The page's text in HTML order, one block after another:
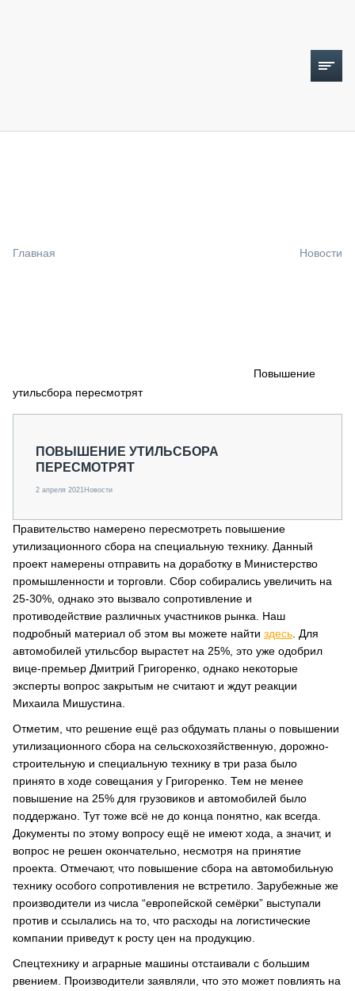
СПЕЦПРОЕКТЫ
О ПРОЕКТЕ
Главная Новости
Повышение
утильсбора пересмотрят
ПОВЫШЕНИЕ УТИЛЬСБОРА
ПЕРЕСМОТРЯТ
2 апреля 2021Новости
Правительство намерено пересмотреть повышение
утилизационного сбора на специальную технику. Данный
проект намерены отправить на доработку в Министерство
промышленности и торговли. Сбор собирались увеличить на
25-30%, однако это вызвало сопротивление и
противодействие различных участников рынка. Наш
подробный материал об этом вы можете найти здесь . Для
автомобилей утильсбор вырастет на 25%, это уже одобрил
вице-премьер Дмитрий Григоренко, однако некоторые
эксперты вопрос закрытым не считают и ждут реакции
Михаила Мишустина.
Отметим, что решение ещё раз обдумать планы о повышении
утилизационного сбора на сельскохозяйственную, дорожно-
строительную и специальную технику в три раза было
принято в ходе совещания у Григоренко. Тем не менее
повышение на 25% для грузовиков и автомобилей было
поддержано. Тут тоже всё не до конца понятно, как всегда.
Документы по этому вопросу ещё не имеют хода, а значит, и
вопрос не решен окончательно, несмотря на принятие
проекта. Отмечают, что повышение сбора на автомобильную
технику особого сопротивления не встретило. Зарубежные же
производители из числа “европейской семёрки” выступали
против и ссылались на то, что расходы на логистические
компании приведут к росту цен на продукцию.
Спецтехнику и аграрные машины отстаивали с большим
рвением. Производители заявляли, что это может повлиять на